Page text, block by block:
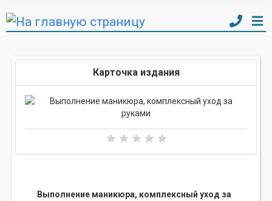
Карточка издания
Выполнение маникюра, комплексный уход за